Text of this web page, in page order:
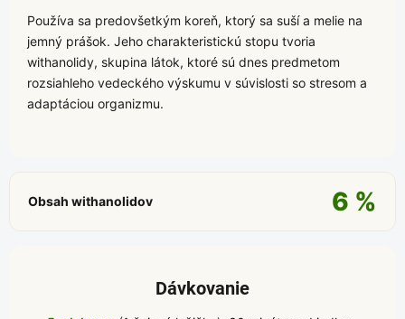
Používa sa predovšetkým koreň, ktorý sa suší a melie na
jemný prášok. Jeho charakteristickú stopu tvoria
withanolidy, skupina látok, ktoré sú dnes predmetom
rozsiahleho vedeckého výskumu v súvislosti so stresom a
adaptáciou organizmu.
Obsah withanolidov 6 %
Dávkovanie